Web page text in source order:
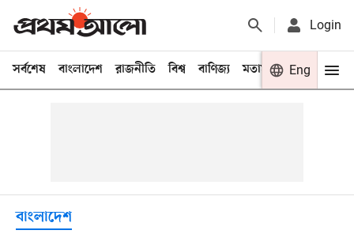
Login
সর্বশেষ বাংলাদেশ রাজনীতি বিশ্ব বাণিজ্য মতামত খেলা
Eng
বাংলাদেশ